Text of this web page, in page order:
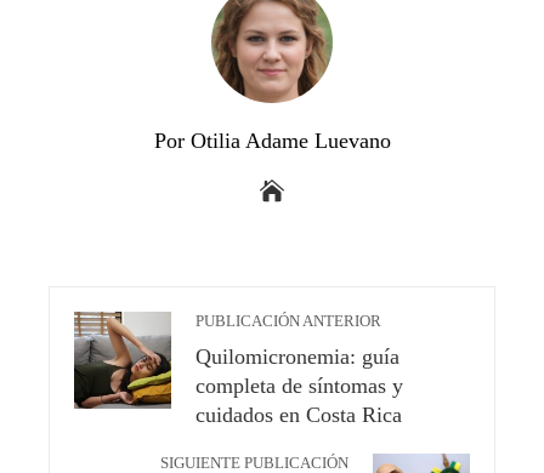
Por Otilia Adame Luevano
PUBLICACIÓN ANTERIOR
Quilomicronemia: guía
completa de síntomas y
cuidados en Costa Rica
SIGUIENTE PUBLICACIÓN